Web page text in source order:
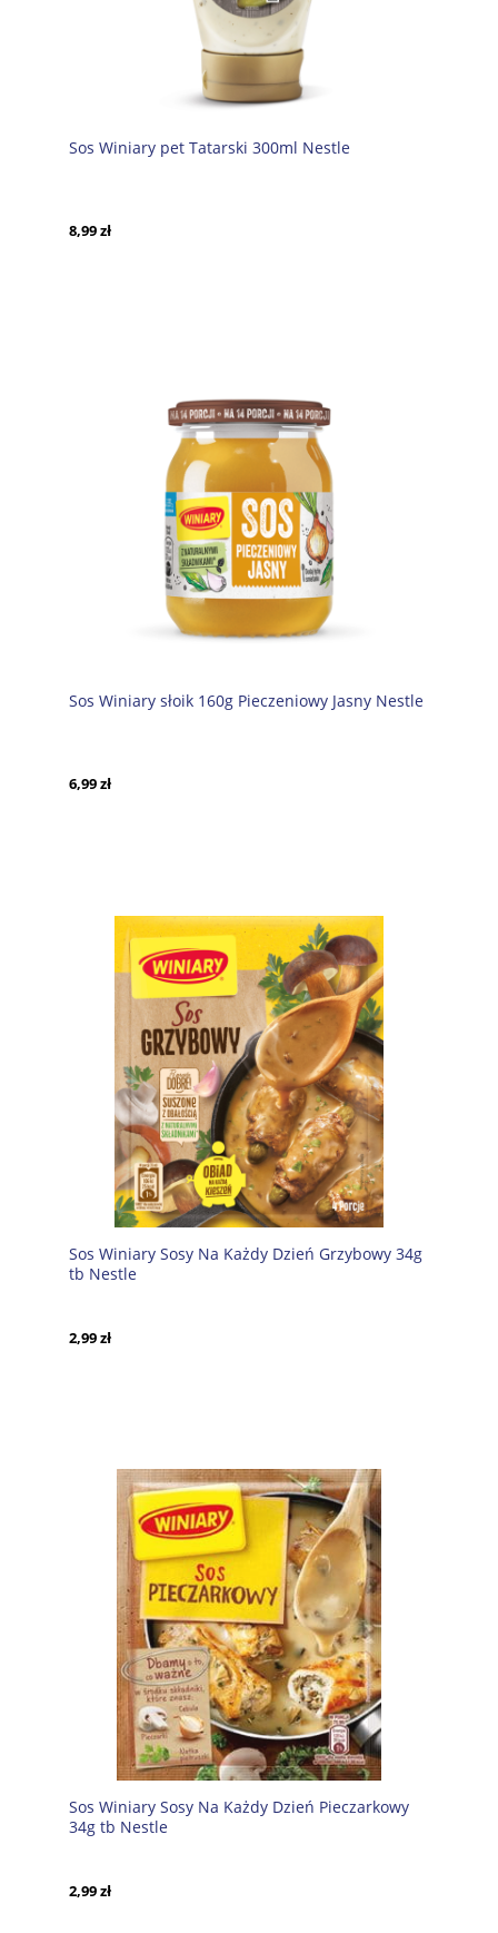
Sos Winiary pet Tatarski 300ml Nestle
8,99 zł
Sos Winiary słoik 160g Pieczeniowy Jasny Nestle
6,99 zł
Sos Winiary Sosy Na Każdy Dzień Grzybowy 34g
tb Nestle
2,99 zł
Sos Winiary Sosy Na Każdy Dzień Pieczarkowy
34g tb Nestle
2,99 zł